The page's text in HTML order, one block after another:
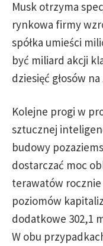
Musk otrzyma
rynkowa firmy
spółka umieści
być miliard akcji
dziesięć głosów
Kolejne progi w
sztucznej
budowy
dostarczać moc
terawatów
poziomów
dodatkowe 302,1
W obu